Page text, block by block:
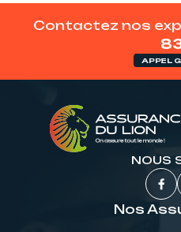
Contactez nos
APPEL
NOUS
Nos